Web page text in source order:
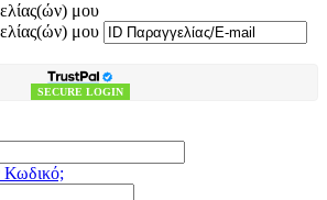
μου
μου
SECURE LOGIN
Κωδικό;